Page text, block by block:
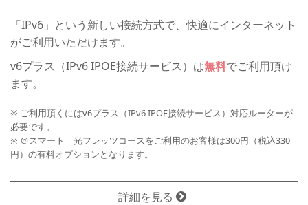
「IPv6」という新しい接続方式で、快適にインターネット
がご利用いただけます。
v6プラス（IPv6 IPOE接続サービス）は無料でご利用頂け
ます。
※ ご利用頂くにはv6プラス（IPv6 IPOE接続サービス）対応ルーターが
必要です。
※ ＠スマート 光フレッツコースをご利用のお客様は300円（税込330
円）の有料オプションとなります。
詳細を見る